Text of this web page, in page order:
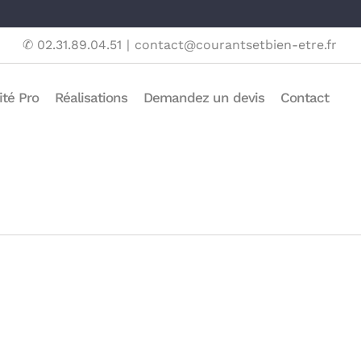
✆ 02.31.89.04.51 | contact@courantsetbien-etre.fr
Pro Réalisations Demandez un devis Contact